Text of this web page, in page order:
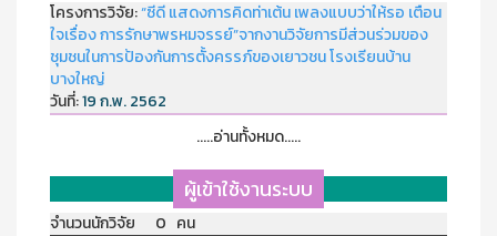
โครงการวิจัย:“ซีดี แสดงการคิดท่าเต้น เพลงแบบว่าให้รอ เตือน
ใจเรื่อง การรักษาพรหมจรรย์”จากงานวิจัยการมีส่วนร่วมของ
ชุมชนในการป้องกันการตั้งครรภ์ของเยาวชน โรงเรียนบ้าน
บางใหญ่
วันที่:19 ก.พ. 2562
.....อ่านทั้งหมด.....
ผู้เข้าใช้งานระบบ
จำนวนนักวิจัย 0 คน